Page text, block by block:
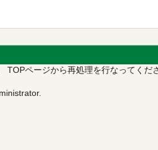
TOPページから再処理を行なってくだ